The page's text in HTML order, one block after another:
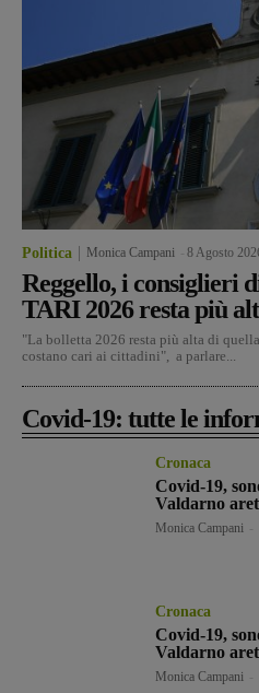
Politica Monica Campani 8 Agosto
Reggello, i consiglieri
TARI 2026 resta più
"La bolletta 2026 resta più alta di
costano cari ai cittadini", a parlare...
Covid-19: tutte le
Cronaca
Covid-19,
Valdarno
Monica Campani
Cronaca
Covid-19,
Valdarno
Monica Campani